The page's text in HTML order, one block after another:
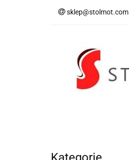
sklep@stolmot.com